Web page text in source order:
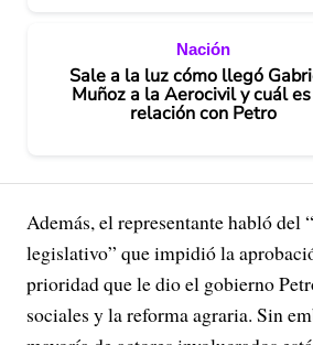
Nación
Sale a la luz cómo llegó
Muñoz a la Aerocivil y cuál
relación con Petro
Además, el representante habló del
legislativo” que impidió la
prioridad que le dio el gobierno
sociales y la reforma agraria. Sin